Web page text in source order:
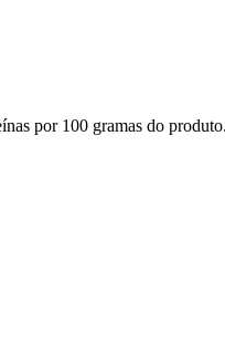
por 100 gramas do produto.